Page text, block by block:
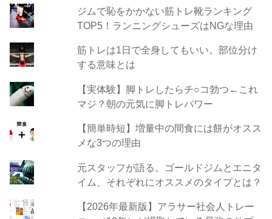
ジムで恥をかかない筋トレ靴ランキング
TOP5！ランニングシューズはNGな理由
筋トレは1日で全身してもいい。部位分け
する意味とは
【実体験】脚トレしたらチ○コ勃つ←これ
マジ？朝の元気に脚トレパワー
【簡単時短】増量中の間食には餅がオスス
メな3つの理由
元スタッフが語る。ゴールドジムとエニタ
イム、それぞれにオススメのタイプとは？
【2026年最新版】アラサー社会人トレー